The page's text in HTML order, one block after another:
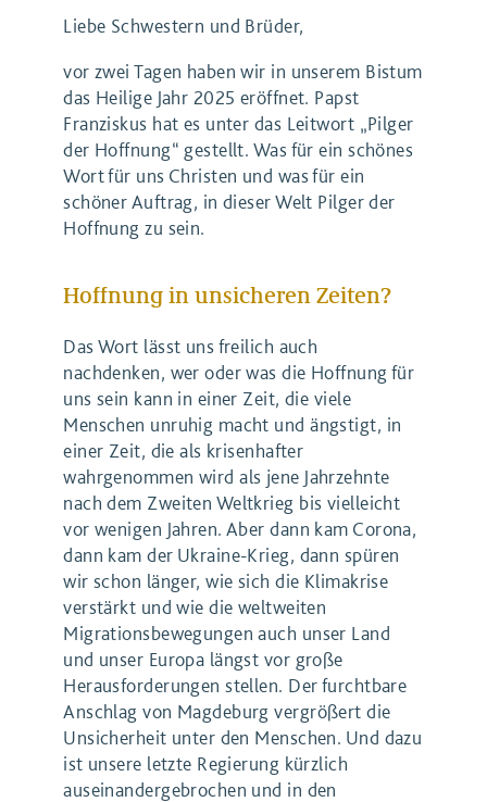
Liebe Schwestern und Brüder,
vor zwei Tagen haben wir in unserem Bistum
das Heilige Jahr 2025 eröffnet. Papst
Franziskus hat es unter das Leitwort „Pilger
der Hoffnung“ gestellt. Was für ein schönes
Wort für uns Christen und was für ein
schöner Auftrag, in dieser Welt Pilger der
Hoffnung zu sein.
Hoffnung in unsicheren Zeiten?
Das Wort lässt uns freilich auch
nachdenken, wer oder was die Hoffnung für
uns sein kann in einer Zeit, die viele
Menschen unruhig macht und ängstigt, in
einer Zeit, die als krisenhafter
wahrgenommen wird als jene Jahrzehnte
nach dem Zweiten Weltkrieg bis vielleicht
vor wenigen Jahren. Aber dann kam Corona,
dann kam der Ukraine-Krieg, dann spüren
wir schon länger, wie sich die Klimakrise
verstärkt und wie die weltweiten
Migrationsbewegungen auch unser Land
und unser Europa längst vor große
Herausforderungen stellen. Der furchtbare
Anschlag von Magdeburg vergrößert die
Unsicherheit unter den Menschen. Und dazu
ist unsere letzte Regierung kürzlich
auseinandergebrochen und in den